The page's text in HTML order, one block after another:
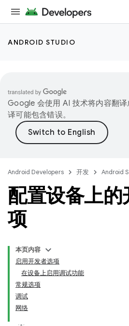
ANDROID STUDIO
Google 会使用 AI 技术将内容翻
译可能包含错误。
Android Developers 开发 Android
配置设备上的
项
本页内容
启用开发者选项
在设备上启用调试功能
常规选项
调试
网络